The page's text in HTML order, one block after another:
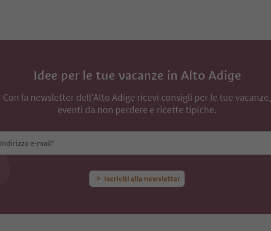
Idee per le tue vacanze in Alto Adige
Con la newsletter dell’Alto Adige ricevi consigli per le tue vacanze,
eventi da non perdere e ricette tipiche.
Indirizzo e-mail*
Iscriviti alla newsletter